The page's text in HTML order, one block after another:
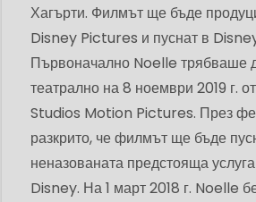
Хагърти. Филмът ще бъде
Disney Pictures и пуснат в
Първоначално Noelle трябваше
театрално на 8 ноември 2019 г.
Studios Motion Pictures. През
разкрито, че филмът ще бъде
неназованата предстояща
Disney. На 1 март 2018 г. Noelle